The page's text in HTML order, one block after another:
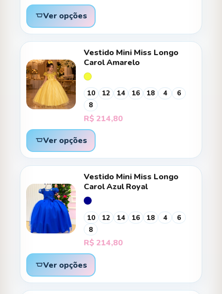
Ver opções
Vestido Mini Miss Longo
Carol Amarelo
10 12 14 16 18 4
6
8
R$ 214,80
Ver opções
Vestido Mini Miss Longo
Carol Azul Royal
10 12 14 16 18 4
6
8
R$ 214,80
Ver opções